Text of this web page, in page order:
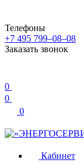
Телефоны
+7 495 799–08–08
Заказать звонок
0
0
0
Кабинет